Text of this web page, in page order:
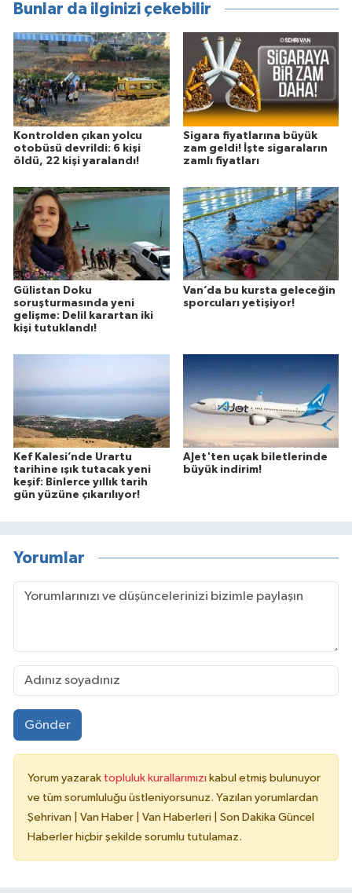
Bunlar da ilginizi çekebilir
Kontrolden çıkan yolcu
otobüsü devrildi: 6 kişi
öldü, 22 kişi yaralandı!
Sigara fiyatlarına büyük
zam geldi! İşte sigaraların
zamlı fiyatları
Gülistan Doku
soruşturmasında yeni
gelişme: Delil karartan iki
kişi tutuklandı!
Van’da bu kursta geleceğin
sporcuları yetişiyor!
Kef Kalesi’nde Urartu
tarihine ışık tutacak yeni
keşif: Binlerce yıllık tarih
gün yüzüne çıkarılıyor!
AJet'ten uçak biletlerinde
büyük indirim!
Yorumlar
Gönder
Yorum yazarak topluluk kurallarımızı kabul etmiş bulunuyor
ve tüm sorumluluğu üstleniyorsunuz. Yazılan yorumlardan
Şehrivan | Van Haber | Van Haberleri | Son Dakika Güncel
Haberler hiçbir şekilde sorumlu tutulamaz.